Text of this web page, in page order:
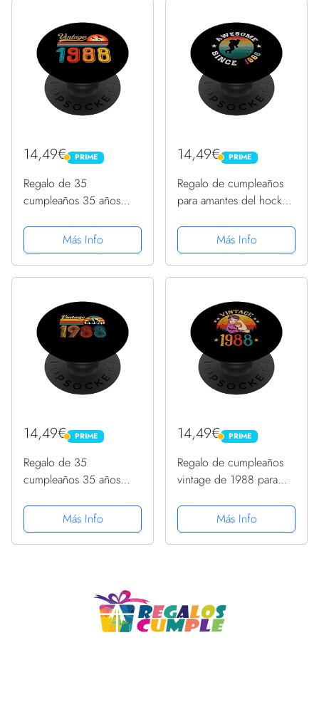
14,49€ PRIME
PRIME
Regalo de 35
cumpleaños 35 años
vintage 1988
PopSockets PopGrip
Intercambiable
Más Info
14,49€ PRIME
PRIME
Regalo de cumpleaños
para amantes del hockey
impresionante desde
1988 PopSockets
PopGrip Intercambiable
Más Info
14,49€ PRIME
PRIME
Regalo de 35
cumpleaños 35 años
vintage 1988
PopSockets PopGrip
Intercambiable
Más Info
14,49€ PRIME
PRIME
Regalo de cumpleaños
vintage de 1988 para
de 35 años PopSockets
PopGrip Intercambiable
Más Info